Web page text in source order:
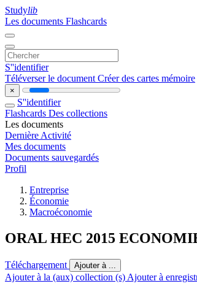
Studylib
Les documents Flashcards
S''identifier
Téléverser le document Créer des cartes mémoire
×
S''identifier
Flashcards Des collections
Les documents
Dernière Activité
Mes documents
Documents sauvegardés
Profil
Entreprise
Économie
Macroéconomie
ORAL HEC 2015
Téléchargement Ajouter à ...
Ajouter à la (aux) collection (s) Ajouter à